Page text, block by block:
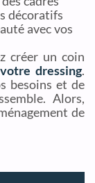
décoratifs
avec vos
créer un coin
dressing.
besoins et de
Alors,
de